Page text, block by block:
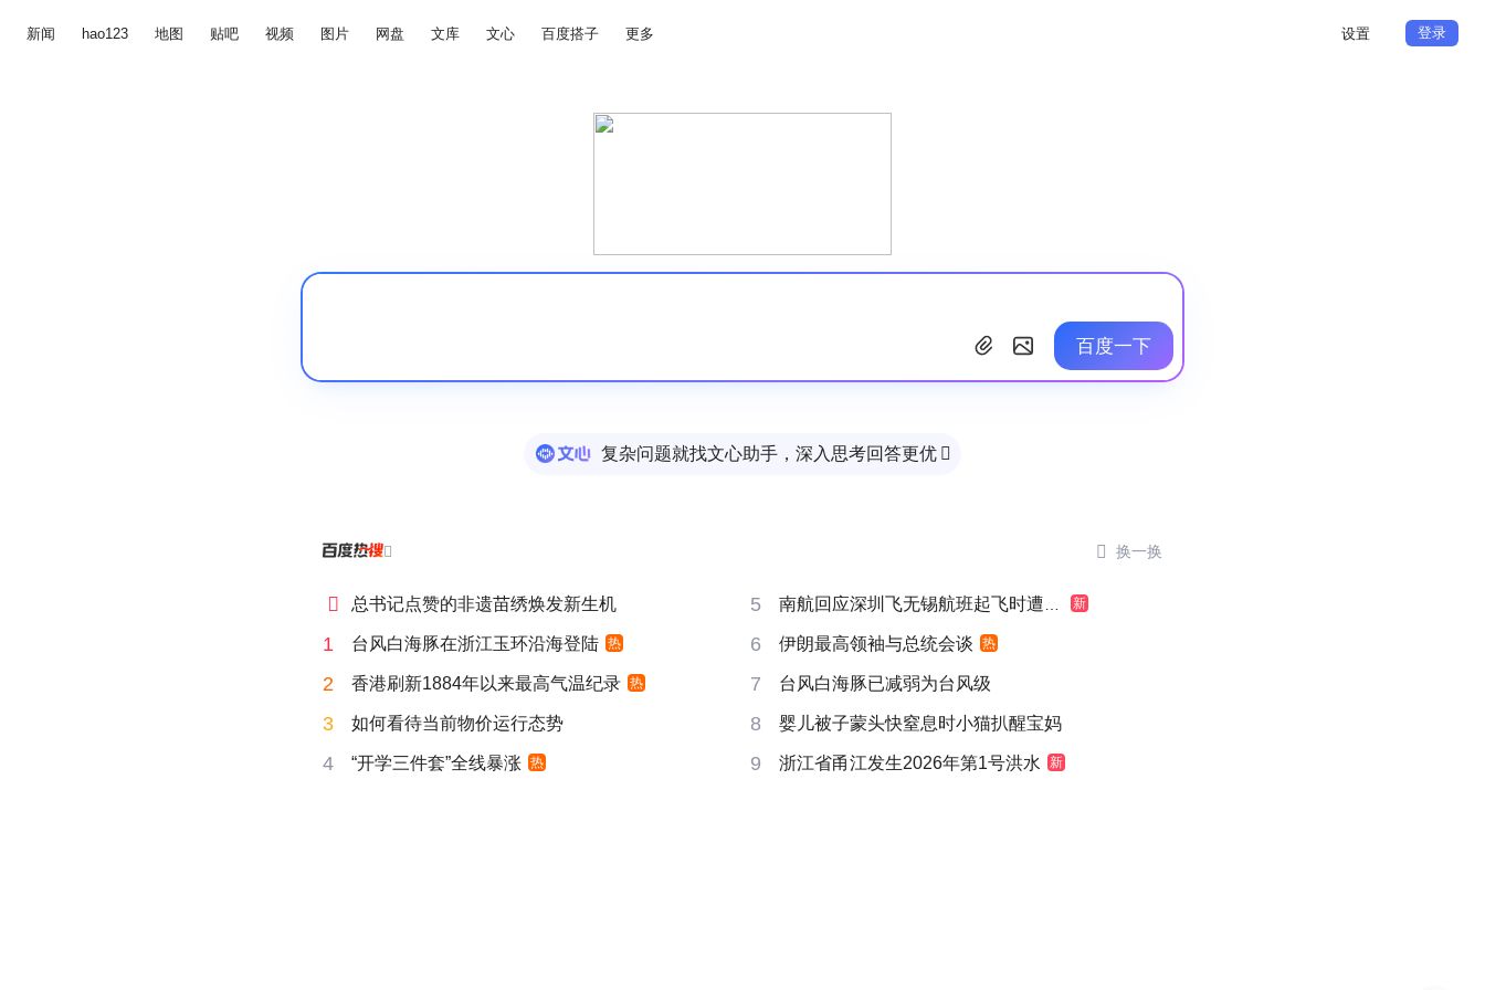
新闻 hao123 地图 贴吧 视频 图片 网盘 文库 文心 百度搭子 更多 设置 登录
百度一下
复杂问题就找文心助手，深入思考回答更优 
  换一换
 总书记点赞的非遗苗绣焕发新生机 5 南航回应深圳飞无锡航班起飞时遭雷击 新
1 台风白海豚在浙江玉环沿海登陆 热 6 伊朗最高领袖与总统会谈 热
2 香港刷新1884年以来最高气温纪录 热 7 台风白海豚已减弱为台风级
3 如何看待当前物价运行态势 8 婴儿被子蒙头快窒息时小猫扒醒宝妈
4 “开学三件套”全线暴涨 热 9 浙江省甬江发生2026年第1号洪水 新